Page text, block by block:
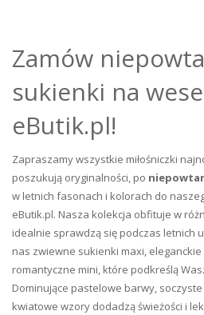
Zamów
sukienki na
eButik.pl!
Zapraszamy wszystkie miłośniczki
poszukują oryginalności, po
w letnich fasonach i kolorach do
eButik.pl. Nasza kolekcja obfituje w
idealnie sprawdzą się podczas letnich
nas zwiewne sukienki maxi,
romantyczne mini, które podkreślą
Dominujące pastelowe barwy,
kwiatowe wzory dodadzą świeżości i